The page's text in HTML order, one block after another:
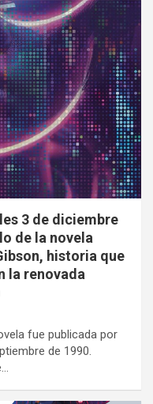
3 de diciembre
de la novela
historia que
la renovada
fue publicada por
de 1990.